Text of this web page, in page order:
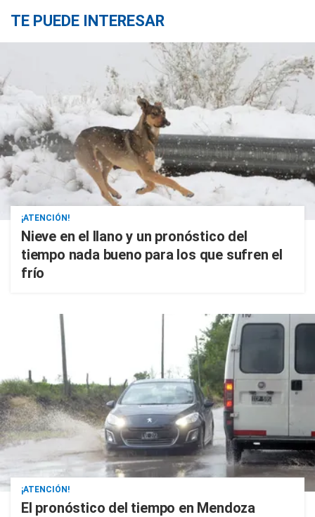
TE PUEDE INTERESAR
¡ATENCIÓN!
Nieve en el llano y un pronóstico del
tiempo nada bueno para los que sufren el
frío
¡ATENCIÓN!
El pronóstico del tiempo en Mendoza